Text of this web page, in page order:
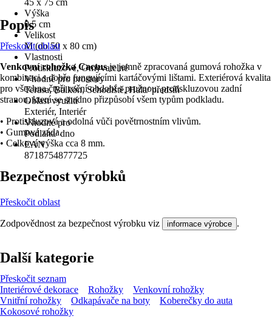
45 x 75 cm
Výška
0,5 cm
Velikost
M (do 50 x 80 cm)
Vlastnosti
Protiskluzové, Omyvatelné
Vhodné pro prostory
Terasa, Balkón, Schodiště, Hala/ předsíň
Oblast využití
Exteriér, Interiér
Vhodné pro
Podlaha/ dno
EAN
8718754877725
Popis
Přeskočit oblast
Venkovní rohožka Cactusje jemně zpracovaná gumová rohožka v
kombinaci s dobře fungujícími kartáčovými lištami. Exteriérová kvalita
pro všechna čtyři roční období s pružnou, protiskluzovou zadní
stranou, která se snadno přizpůsobí všem typům podkladu.
• Protiskluzová a odolná vůči povětrnostním vlivům.
• Gumová záda.
• Celková výška cca 8 mm.
Bezpečnost výrobků
Přeskočit oblast
Zodpovědnost za bezpečnost výrobku viz informace výrobce .
Další kategorie
Přeskočit seznam
Interiérové dekorace
Rohožky
Venkovní rohožky
Vnitřní rohožky
Odkapávače na boty
Koberečky do auta
Kokosové rohožky